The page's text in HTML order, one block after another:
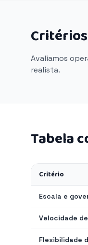
Avaliamos
realista.
Tabela
Critério
Escala e
Velocidade
Flexibilidade